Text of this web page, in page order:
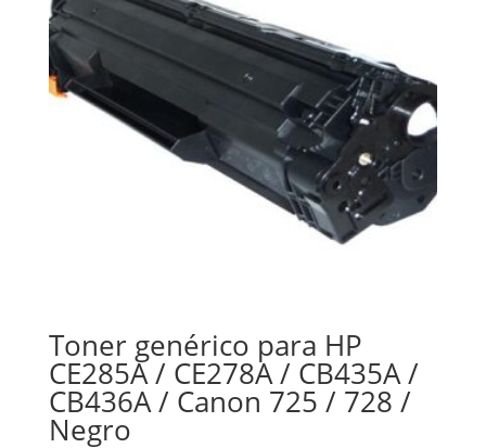
Toner genérico para HP
CE285A / CE278A / CB435A /
CB436A / Canon 725 / 728 /
Negro